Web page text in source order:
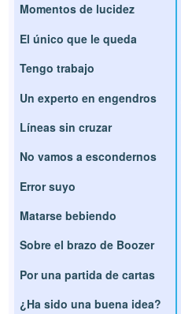
Momentos de lucidez
El único que le queda
Tengo trabajo
Un experto en engendros
Líneas sin cruzar
No vamos a escondernos
Error suyo
Matarse bebiendo
Sobre el brazo de Boozer
Por una partida de cartas
¿Ha sido una buena idea?